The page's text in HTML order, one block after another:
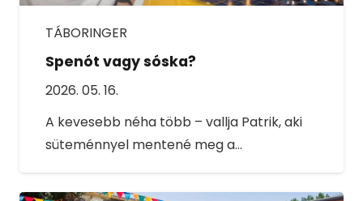
TÁBORINGER
Spenót vagy sóska?
2026. 05. 16.
A kevesebb néha több – vallja Patrik, aki
süteménnyel mentené meg a…